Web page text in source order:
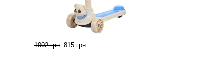
1002 грн. 815 грн.